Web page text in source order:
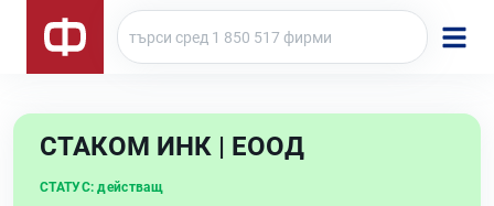
СТАКОМ ИНК | ЕООД
СТАТУС: действащ